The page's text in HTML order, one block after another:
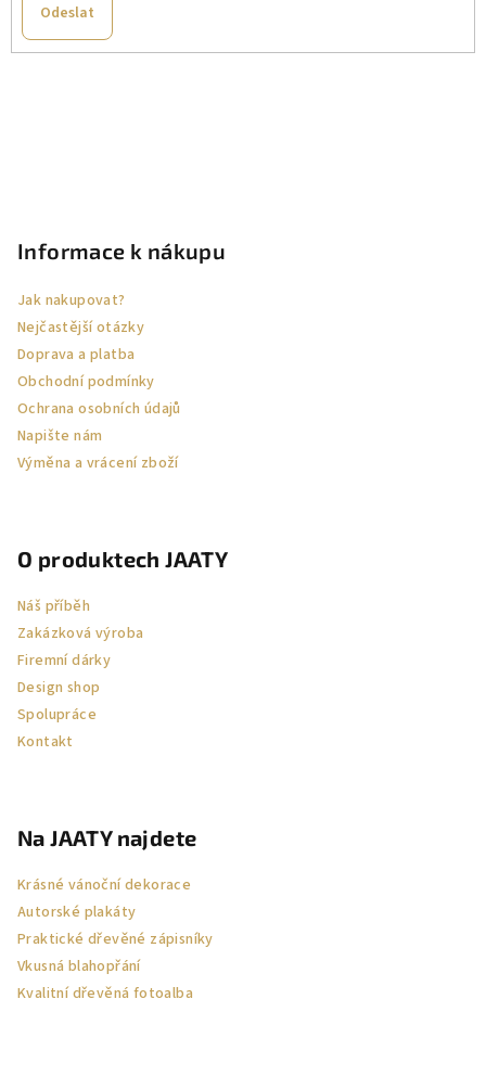
Odeslat
Informace k nákupu
Jak nakupovat?
Nejčastější otázky
Doprava a platba
Obchodní podmínky
Ochrana osobních údajů
Napište nám
Výměna a vrácení zboží
O produktech JAATY
Náš příběh
Zakázková výroba
Firemní dárky
Design shop
Spolupráce
Kontakt
Na JAATY najdete
Krásné vánoční dekorace
Autorské plakáty
Praktické dřevěné zápisníky
Vkusná blahopřání
Kvalitní dřevěná fotoalba